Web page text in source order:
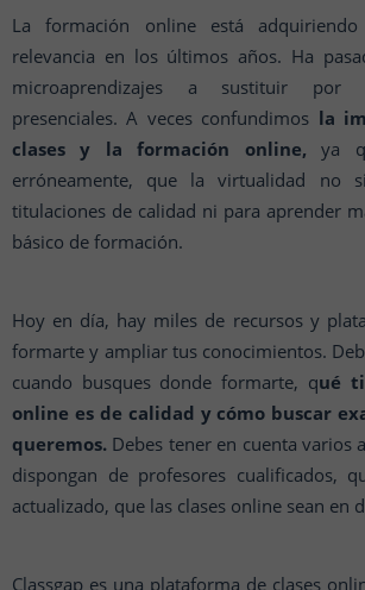
La formación online está
relevancia en los últimos años. Ha
microaprendizajes a sustituir por
presenciales. A veces confundimos la
clases y la formación online, ya
erróneamente, que la virtualidad no
titulaciones de calidad ni para aprender
básico de formación.
Hoy en día, hay miles de recursos y
formarte y ampliar tus conocimientos.
cuando busques donde formarte, qué
online es de calidad y cómo buscar
queremos. Debes tener en cuenta varios
dispongan de profesores cualificados,
actualizado, que las clases online sean en
Classgap es una plataforma de clases